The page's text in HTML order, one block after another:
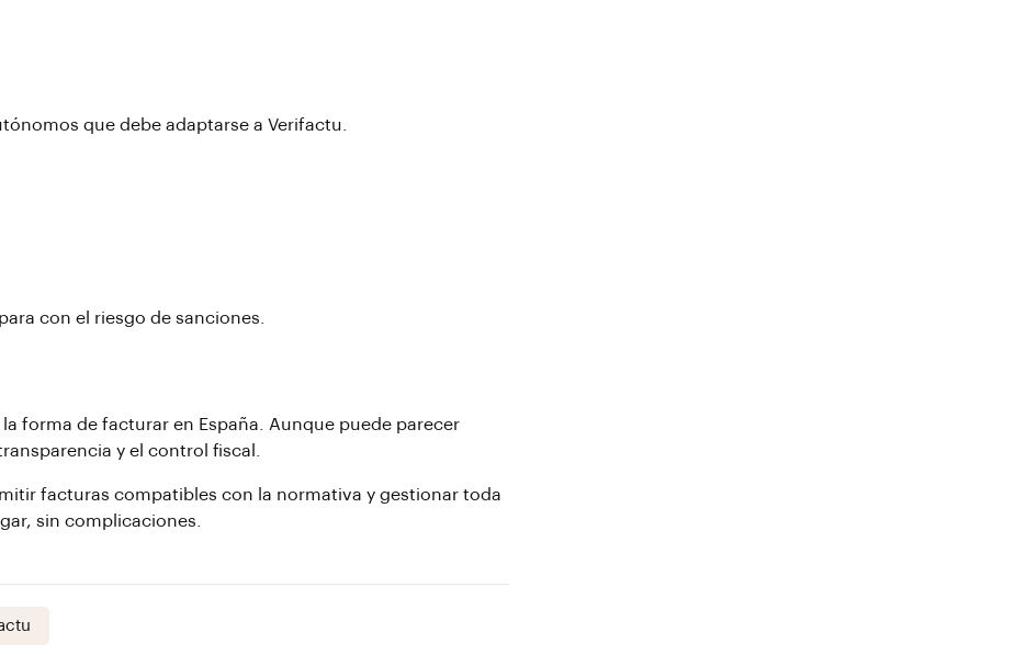
que debe adaptarse a Verifactu.
con el riesgo de sanciones.
forma de facturar en España. Aunque puede parecer
y el control fiscal.
facturas compatibles con la normativa y gestionar toda
sin complicaciones.